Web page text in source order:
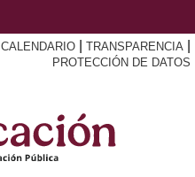
CALENDARIO TRANSPARENCIA
PROTECCIÓN DE DATOS